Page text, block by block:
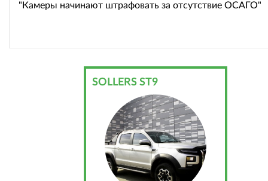
"Камеры начинают штрафовать за отсутствие ОСАГО"
SOLLERS ST9